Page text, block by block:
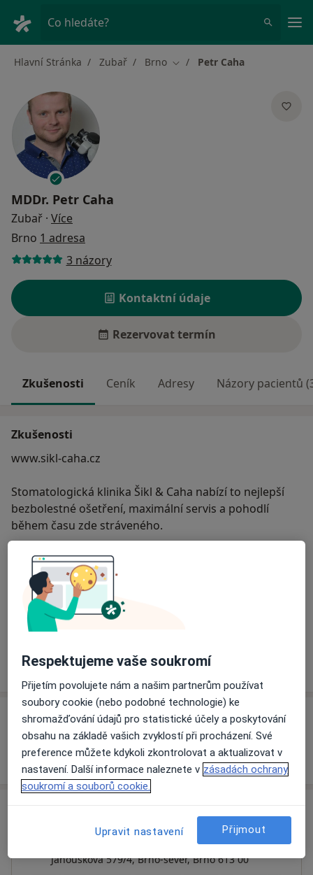
Co hledáte?
Hlavní Stránka Zubař Brno Změna města
Petr Caha
MDDr. Petr Caha
Zubař · Více
Brno 1 adresa
3 názory
Kontaktní údaje
Rezervovat termín
Zkušenosti Ceník Adresy Názory pacientů
Zkušenosti
www.sikl-caha.cz
Stomatologická klinika Šikl & Caha nabízí to nejlepší
bezbolestné ošetření, maximální servis a pohodlí
během času zde stráveného.
Zubní lékařství
Hlavní léčená onemocnění
Zubní kaz Onemocnění dásní
Víceo zkušenostech
Služby a ceník služeb
Jak fungují ceny?
Šikl & Caha stomatologie s.r.o.
Janouškova 579/4, Brno-sever,Brno613 00
Respektujeme vaše soukromí
Přijetím povolujete nám a našim partnerům používat
soubory cookie (nebo podobné technologie) ke
shromažďování údajů pro statistické účely a poskytování
obsahu na základě vašich zvyklostí při procházení. Své
preference můžete kdykoli zkontrolovat a aktualizovat v
nastavení. Další informace naleznete v zásadách ochrany
soukromí a souborů cookie.
Upravit nastavení Přijmout